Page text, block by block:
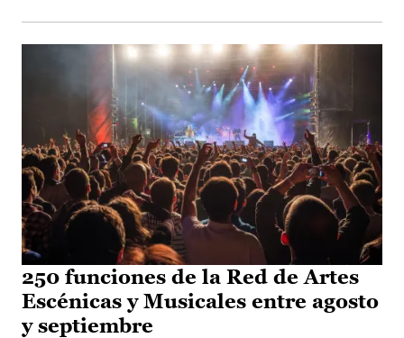
250 funciones de la Red de Artes
Escénicas y Musicales entre agosto
y septiembre